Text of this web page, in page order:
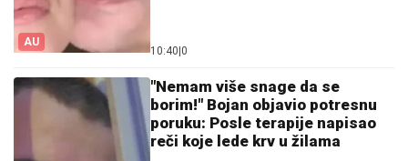
AU
10:40 0
"Nemam više snage da se
borim!" Bojan objavio potresnu
poruku: Posle terapije napisao
reči koje lede krv u žilama